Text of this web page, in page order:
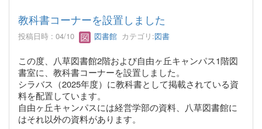
教科書コーナーを設置しました
投稿日時 : 04/10 図書館 カテゴリ:図書
この度、八草図書館2階および自由ヶ丘キャンパス1階図
書室に、教科書コーナーを設置しました。
シラバス（2025年度）に教科書として掲載されている資
料を配置しています。
自由ヶ丘キャンパスには経営学部の資料、八草図書館に
はそれ以外の資料があります。